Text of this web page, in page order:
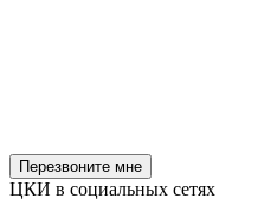
Перезвоните мне
ЦКИ в социальных сетях